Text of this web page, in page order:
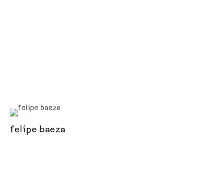
felipe baeza